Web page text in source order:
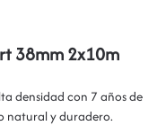
38mm 2x10m
densidad con 7 años de
natural y duradero.